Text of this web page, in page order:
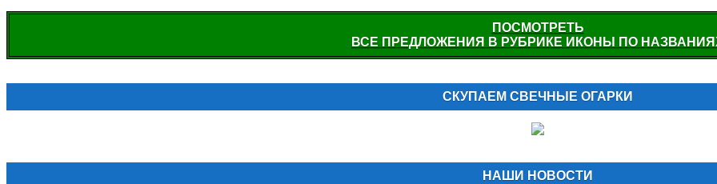
ПОСМОТРЕТЬ
ВСЕ ПРЕДЛОЖЕНИЯ В РУБРИКЕ ИКОНЫ ПО
СКУПАЕМ СВЕЧНЫЕ ОГАРКИ
НАШИ НОВОСТИ